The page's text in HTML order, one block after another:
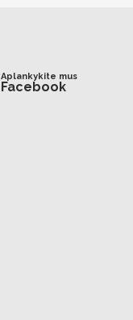
Aplankykite mus
Facebook